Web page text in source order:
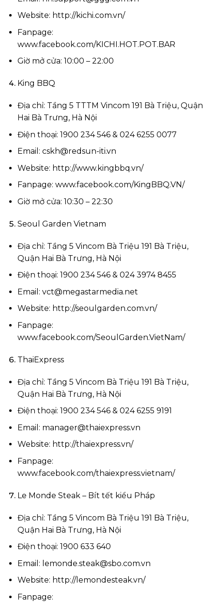
Website: http://kichi.com.vn/
Fanpage:
www.facebook.com/KICHI.HOT.POT.BAR
Giờ mở cửa: 10:00 – 22:00
King BBQ
Địa chỉ: Tầng 5 TTTM Vincom 191 Bà Triệu, Quận
Hai Bà Trưng, Hà Nội
Điện thoại: 1900 234 546 & 024 6255 0077
Email: cskh@redsun-iti.vn
Website: http://www.kingbbq.vn/
Fanpage: www.facebook.com/KingBBQ.VN/
Giờ mở cửa: 10:30 – 22:30
Seoul Garden Vietnam
Địa chỉ: Tầng 5 Vincom Bà Triệu 191 Bà Triệu,
Quận Hai Bà Trưng, Hà Nội
Điện thoại: 1900 234 546 & 024 3974 8455
Email: vct@megastarmedia.net
Website: http://seoulgarden.com.vn/
Fanpage:
www.facebook.com/SeoulGarden.VietNam/
ThaiExpress
Địa chỉ: Tầng 5 Vincom Bà Triệu 191 Bà Triệu,
Quận Hai Bà Trưng, Hà Nội
Điện thoại: 1900 234 546 & 024 6255 9191
Email: manager@thaiexpress.vn
Website: http://thaiexpress.vn/
Fanpage:
www.facebook.com/thaiexpress.vietnam/
Le Monde Steak – Bít tết kiểu Pháp
Địa chỉ: Tầng 5 Vincom Bà Triệu 191 Bà Triệu,
Quận Hai Bà Trưng, Hà Nội
Điện thoại: 1900 633 640
Email: lemonde.steak@sbo.com.vn
Website: http://lemondesteak.vn/
Fanpage: